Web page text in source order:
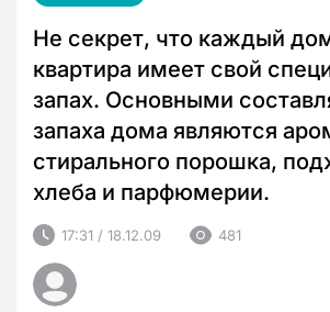
Не секрет, что каждый
квартира имеет свой
запах. Основными
запаха дома являются
стирального порошка,
хлеба и парфюмерии.
17:31 / 18.12.09 481